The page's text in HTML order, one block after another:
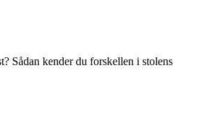
Sådan kender du forskellen i stolens